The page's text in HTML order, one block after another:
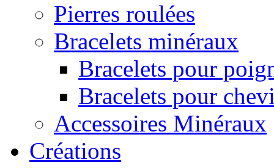
Pierres roulées
Bracelets minéraux
Bracelets pour
Bracelets pour
Accessoires Minéraux
Créations